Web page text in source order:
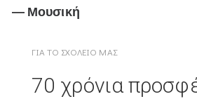
Μουσική
ΓΙΑ ΤΟ ΣΧΟΛΕΙΟ ΜΑΣ
70 χρόνια